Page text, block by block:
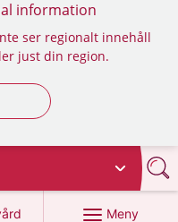
information
ser regionalt innehåll
just din region.
Meny